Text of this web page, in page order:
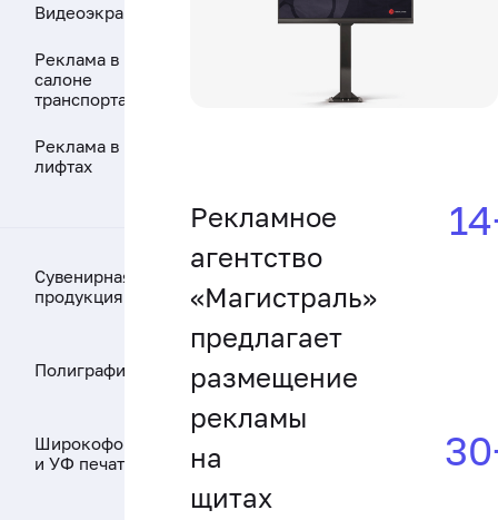
Видеоэкран
Реклама в
салоне
транспорта
Реклама в
лифтах
Сувенирная
продукция
Полиграфия
Широкоформатная
и УФ печать
Рекламное
агентство
«Магистраль»
предлагает
размещение
рекламы
на
щитах